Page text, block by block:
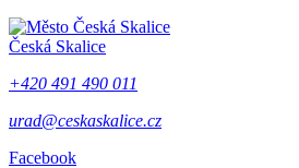
Česká Skalice
+420 491 490 011
urad@ceskaskalice.cz
Facebook